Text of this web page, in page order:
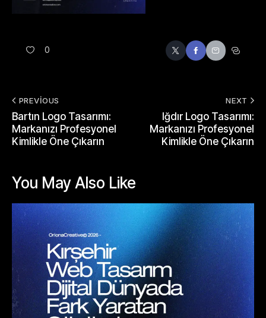
0
PREVIOUS
Bartın Logo Tasarımı:
Markanızı Profesyonel
Kimlikle Öne Çıkarın
NEXT
Iğdır Logo Tasarımı:
Markanızı Profesyonel
Kimlikle Öne Çıkarın
You May Also Like